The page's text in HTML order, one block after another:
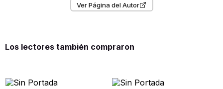
Ver Página del Autor
Los lectores también compraron